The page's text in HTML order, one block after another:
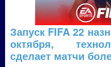
Запуск FIFA 22
октября,
сделает матчи